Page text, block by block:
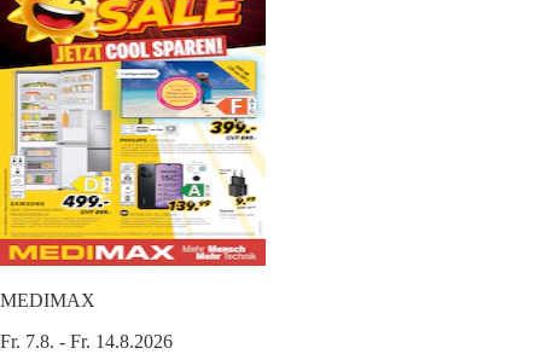
MEDIMAX
Fr. 7.8. - Fr. 14.8.2026